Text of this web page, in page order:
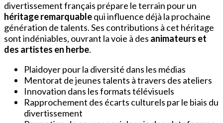
divertissement français prépare le terrain pour un
héritage remarquablequi influence déjà la prochaine
génération de talents. Ses contributions à cet héritage
sont indéniables, ouvrant la voie à des animateurs et
des artistes en herbe.
Plaidoyer pour la diversité dans les médias
Mentorat de jeunes talents à travers des ateliers
Innovation dans les formats télévisuels
Rapprochement des écarts culturels par le biais du
divertissement